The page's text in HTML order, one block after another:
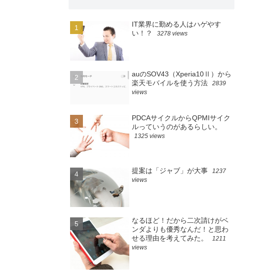
IT業界に勤める人はハゲやす
い！？
3278 views
auのSOV43（Xperia10Ⅱ）から
楽天モバイルを使う方法
2839
views
PDCAサイクルからQPMIサイク
ルっていうのがあるらしい。
1325 views
提案は「ジャブ」が大事
1237
views
なるほど！だから二次請けがベ
ンダよりも優秀なんだ！と思わ
せる理由を考えてみた。
1211
views